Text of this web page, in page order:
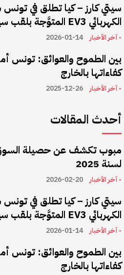
سيتي كارز – كيا تطلق في تونس
الكهربائي EV3 المتوَّجة بلقب سيارة العام عالميًا
- آخر الأخبار 2026-01-14
بين الطموح والعوائق: تونس
كفاءاتها بالخارج
- آخر الأخبار 2025-12-26
أحدث المقالات
مبوب تكشف عن حصيلة
لسنة 2025
- آخر الأخبار 2026-02-20
سيتي كارز – كيا تطلق في تونس
الكهربائي EV3 المتوَّجة بلقب سيارة العام عالميًا
- آخر الأخبار 2026-01-14
بين الطموح والعوائق: تونس
كفاءاتها بالخارج